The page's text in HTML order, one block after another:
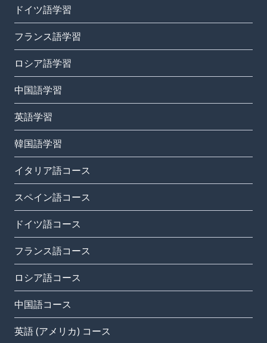
ドイツ語学習
フランス語学習
ロシア語学習
中国語学習
英語学習
韓国語学習
イタリア語コース
スペイン語コース
ドイツ語コース
フランス語コース
ロシア語コース
中国語コース
英語 (アメリカ) コース